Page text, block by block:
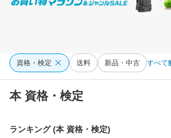
資格・検定 送料 新品・中古 すべて
本 資格・検定
ランキング (本 資格・検定)